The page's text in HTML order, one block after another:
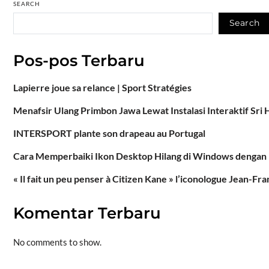
SEARCH
Search
Pos-pos Terbaru
Lapierre joue sa relance | Sport Stratégies
Menafsir Ulang Primbon Jawa Lewat Instalasi Interaktif Sri
INTERSPORT plante son drapeau au Portugal
Cara Memperbaiki Ikon Desktop Hilang di Windows dengan
« Il fait un peu penser à Citizen Kane » l’iconologue Jean-
Komentar Terbaru
No comments to show.